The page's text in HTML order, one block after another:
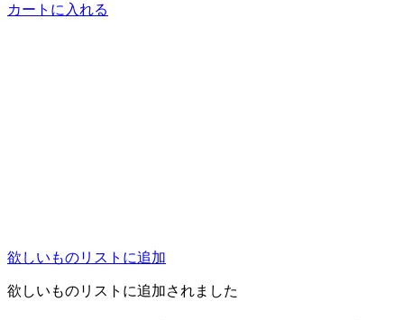
カートに入れる
欲しいものリストに追加
欲しいものリストに追加されました